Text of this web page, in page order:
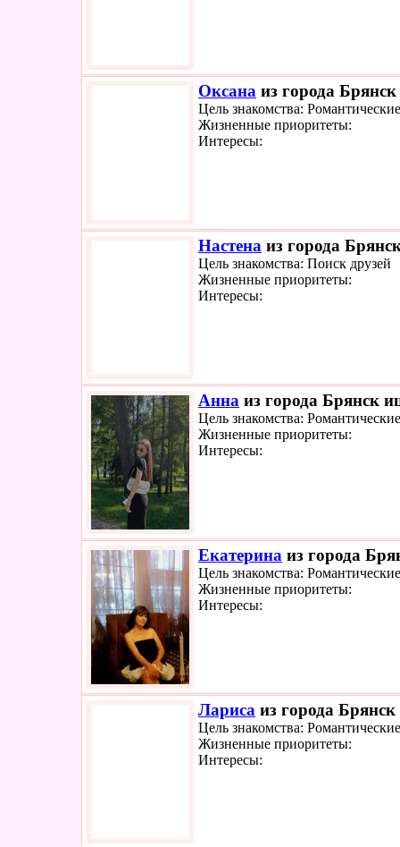
Оксана из города
Цель знакомства:
Жизненные приоритеты:
Интересы:
Настена из города
Цель знакомства: Поиск друзей
Жизненные приоритеты:
Интересы:
Анна из города Брянск
Цель знакомства:
Жизненные приоритеты:
Интересы:
Екатерина из города
Цель знакомства:
Жизненные приоритеты:
Интересы:
Лариса из города
Цель знакомства:
Жизненные приоритеты:
Интересы: